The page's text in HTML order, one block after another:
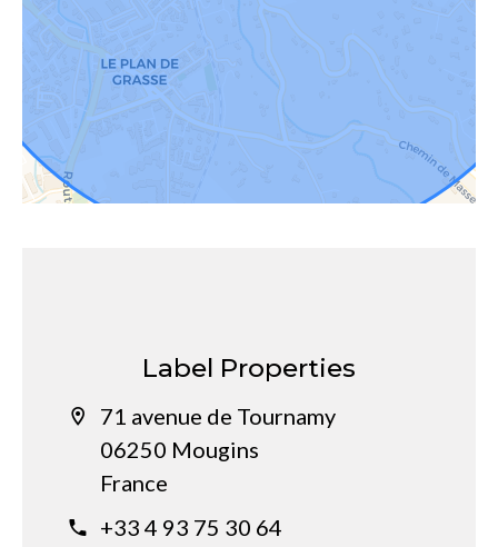
Label Properties
71 avenue de Tournamy
06250 Mougins
France
+33 4 93 75 30 64